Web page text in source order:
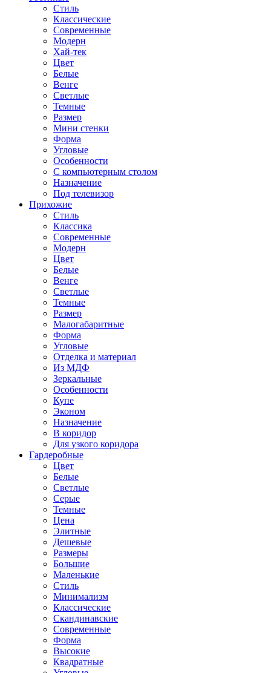
Стиль
Классические
Современные
Модерн
Хай-тек
Цвет
Белые
Венге
Светлые
Темные
Размер
Мини стенки
Форма
Угловые
Особенности
С компьютерным столом
Назначение
Под телевизор
Прихожие
Стиль
Классика
Современные
Модерн
Цвет
Белые
Венге
Светлые
Темные
Размер
Малогабаритные
Форма
Угловые
Отделка и материал
Из МДФ
Зеркальные
Особенности
Купе
Эконом
Назначение
В коридор
Для узкого коридора
Гардеробные
Цвет
Белые
Светлые
Серые
Темные
Цена
Элитные
Дешевые
Размеры
Большие
Маленькие
Стиль
Минимализм
Классические
Скандинавские
Современные
Форма
Высокие
Квадратные